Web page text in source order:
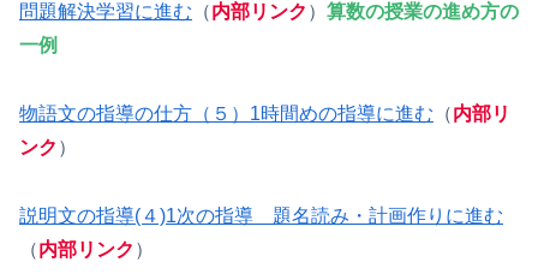
問題解決学習に進む （内部リンク ） 算数の授業の進め方の
一例
物語文の指導の仕方（５）1時間めの指導に進む （内部リ
ンク ）
説明文の指導(４)1次の指導 題名読み・計画作りに進む
（内部リンク ）